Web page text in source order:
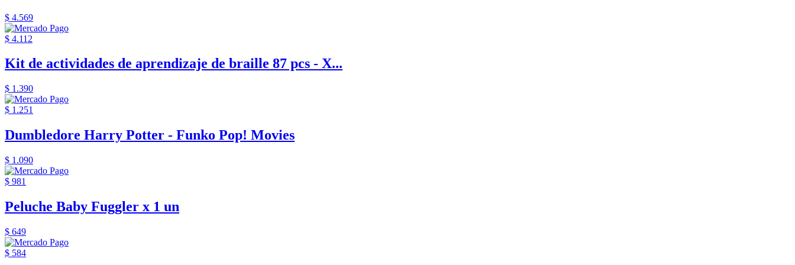
$ 4.569
$ 4.112
Kit de actividades de aprendizaje de braille 87 pcs - X...
$ 1.390
$ 1.251
Dumbledore Harry Potter - Funko Pop! Movies
$ 1.090
$ 981
Peluche Baby Fuggler x 1 un
$ 649
$ 584